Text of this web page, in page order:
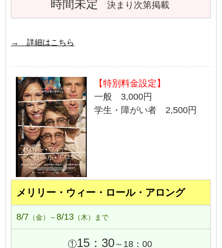
時間未定 決まり次第掲載
→ 詳細はこちら
【特別料金設定】
一般 3,000円
学生・障がい者 2,500円
メリリー・ウィー・ロール・アロング
8/7 （金）～8/13 （木）まで
①15：30～18：00